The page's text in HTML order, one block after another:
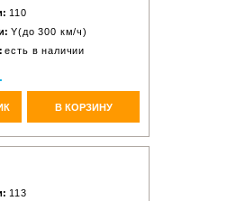
110
Y(до 300 км/ч)
есть в наличии
В КОРЗИНУ
113